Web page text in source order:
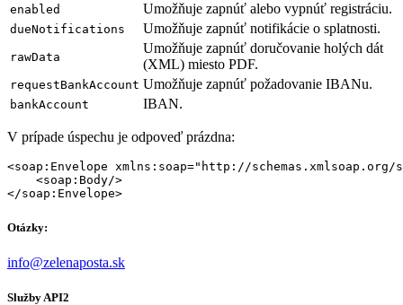
enabled Umožňuje zapnúť alebo vypnúť registráciu.
dueNotifications Umožňuje zapnúť notifikácie o splatnosti.
rawData
Umožňuje zapnúť doručovanie holých dát
(XML) miesto PDF.
requestBankAccount Umožňuje zapnúť požadovanie IBANu.
bankAccount IBAN.
V prípade úspechu je odpoveď prázdna:
<soap:Envelope xmlns:soap="http://
    <soap:Body/>
Otázky:
info@zelenaposta.sk
Služby API2